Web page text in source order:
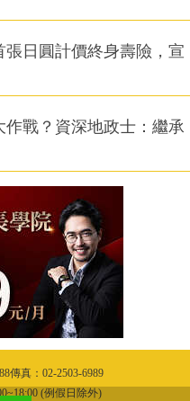
日圓計價終身壽險，宣
戰？資深地政士：繼承
傳真：02-2503-6989
(例假日除外)